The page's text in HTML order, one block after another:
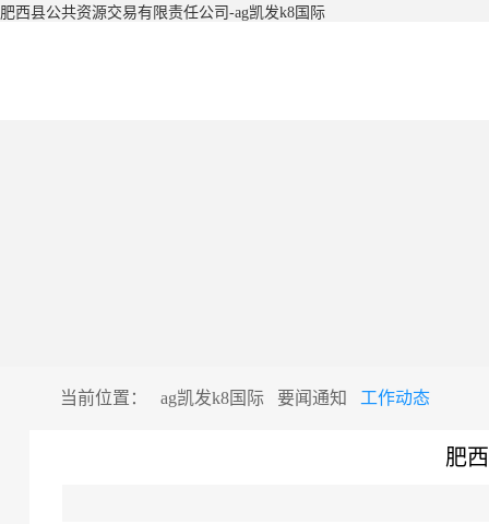
肥西县公共资源交易有限责任公司-ag凯发k8国际
当前位置： ag凯发k8国际 要闻通知 工作动态
肥